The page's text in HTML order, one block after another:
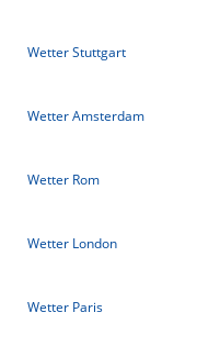
Wetter Stuttgart
Wetter Amsterdam
Wetter Rom
Wetter London
Wetter Paris